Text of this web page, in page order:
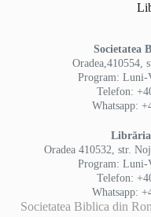
Societatea
Oradea,410554,
Program: Luni-
Telefon:
Whatsapp:
Oradea 410532, str.
Program: Luni-
Telefon:
Whatsapp:
Societatea Biblica din